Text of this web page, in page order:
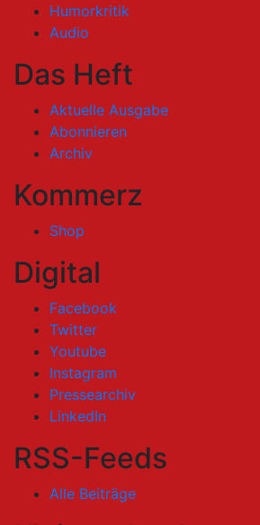
Humorkritik
Audio
Das Heft
Aktuelle Ausgabe
Abonnieren
Archiv
Kommerz
Shop
Digital
Facebook
Twitter
Youtube
Instagram
Pressearchiv
LinkedIn
RSS-Feeds
Alle Beiträge